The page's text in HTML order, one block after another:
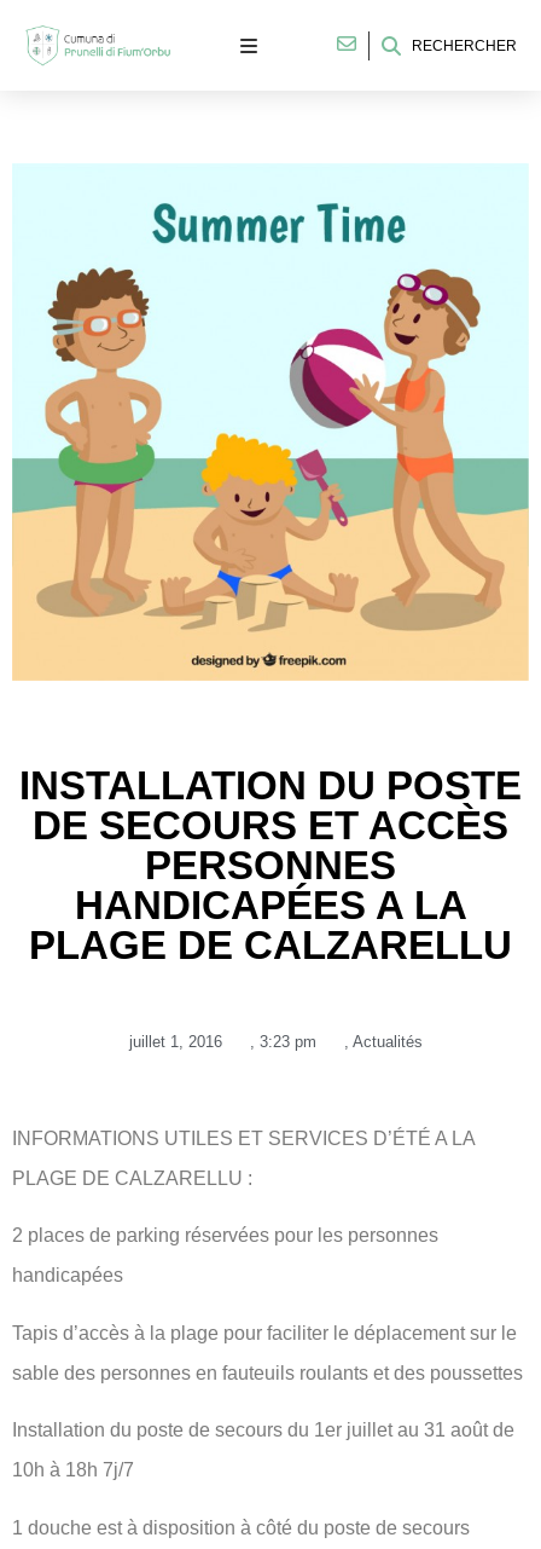
RECHERCHER
INSTALLATION DU POSTE
DE SECOURS ET ACCÈS
PERSONNES
HANDICAPÉES A LA
PLAGE DE CALZARELLU
juillet 1, 2016 , 3:23 pm , Actualités
INFORMATIONS UTILES ET SERVICES D’ÉTÉ A LA
PLAGE DE CALZARELLU :
2 places de parking réservées pour les personnes
handicapées
Tapis d’accès à la plage pour faciliter le déplacement sur le
sable des personnes en fauteuils roulants et des poussettes
Installation du poste de secours du 1er juillet au 31 août de
10h à 18h 7j/7
1 douche est à disposition à côté du poste de secours